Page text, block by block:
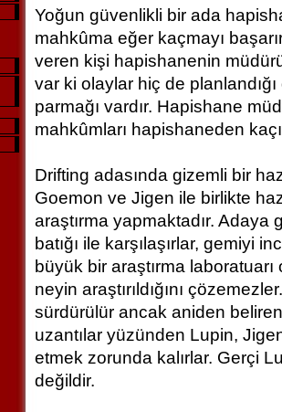
Yoğun güvenlikli bir ada
mahkûma eğer kaçmayı
veren kişi hapishanenin
var ki olaylar hiç de
parmağı vardır. Hapishane
mahkûmları hapishaneden
Drifting adasında gizemli bir
Goemon ve Jigen ile birlikte
araştırma yapmaktadır.
batığı ile karşılaşırlar, gemiyi
büyük bir araştırma
neyin araştırıldığını
sürdürülür ancak aniden
uzantılar yüzünden Lupin,
etmek zorunda kalırlar. Gerçi
değildir.